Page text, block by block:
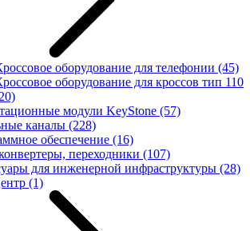
оборудование для телефонии (45)
оборудование для кроссов тип 110
модули KeyStone (57)
каналы (228)
обеспечение (16)
переходники (107)
для инженерной инфраструктуры (28)
(1)